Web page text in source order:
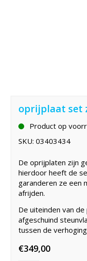
oprijplaat set
Product op
SKU:03403434
De oprijplaten zijn
hierdoor heeft de
garanderen ze een
afrijden.
De uiteinden van
afgeschuind
tussen de
€349,00